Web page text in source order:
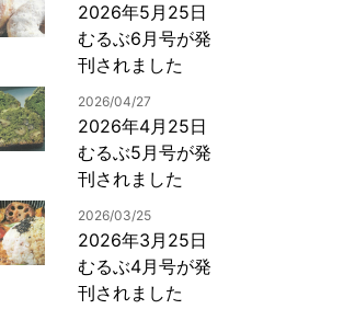
2026年5月25日
むるぶ6月号が発
刊されました
2026/04/27
2026年4月25日
むるぶ5月号が発
刊されました
2026/03/25
2026年3月25日
むるぶ4月号が発
刊されました